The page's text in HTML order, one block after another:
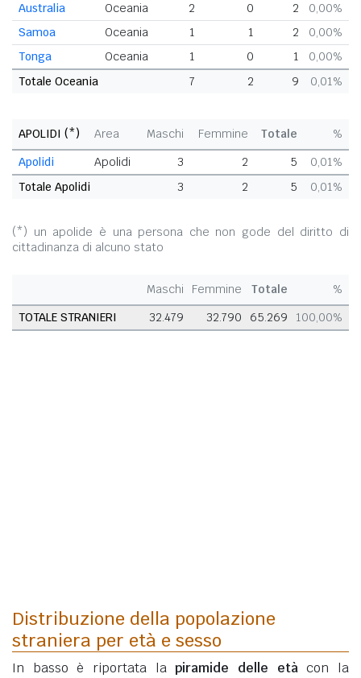
Australia
Oceania 2 0 2
0,00%
Samoa
Oceania 1 1 2
0,00%
Tonga
Oceania 1 0 1
0,00%
Totale Oceania
7 2 9 0,01%
APOLIDI (*) Area Maschi Femmine Totale
%
Apolidi
Apolidi 3 2 5
0,01%
Totale Apolidi
3 2 5 0,01%
(*) un apolide è una persona che non gode del diritto di
cittadinanza di alcuno stato
Maschi Femmine Totale
%
TOTALE STRANIERI
32.479 32.790 65.269 100,00%
Distribuzione della popolazione
straniera per età e sesso
In basso è riportata lapiramide delle etàcon la